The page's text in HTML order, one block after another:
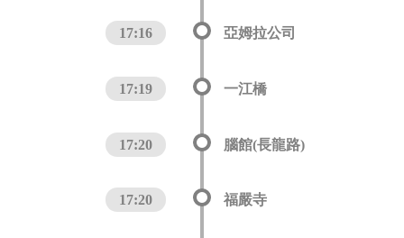
17:16 亞姆拉公司
17:19 一江橋
17:20 腦館(長龍路)
17:20 福嚴寺